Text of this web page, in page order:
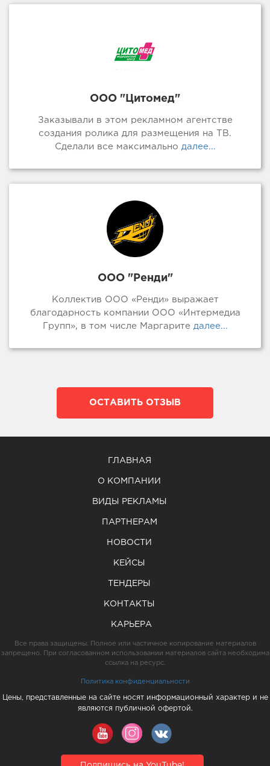
ООО "Цитомед"
Заказывали в этом рекламном агентстве
создания ролика для размещения на ТВ.
Сделали все максимально далее...
ООО "Ренди"
Коллектив ООО «Ренди» выражает
благодарность компании ООО «Интермедиа
Групп», в том числе Маргарите далее...
ОСТАВИТЬ ОТЗЫВ
ГЛАВНАЯ
О КОМПАНИИ
ВИДЫ РЕКЛАМЫ
ПАРТНЕРАМ
НОВОСТИ
КЕЙСЫ
ТЕНДЕРЫ
КОНТАКТЫ
КАРЬЕРА
Все права защищены. Полное или частичное копирование материалов
запрещено. При согласованном использовании материалов сайта необходима
ссылка на ресурс.
Политика конфиденциальности
Цены, представленные на сайте носят информационный характер и не
являются публичной офертой.